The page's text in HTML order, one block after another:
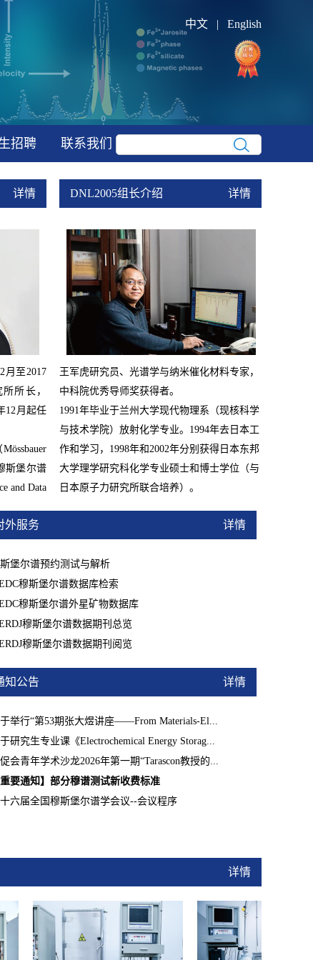
中文 | English
招聘 联系我们
详情
月至2017
所长，
12月起任
Mössbauer
斯堡尔谱
and Data
DNL2005组长介绍 详情
王军虎研究员、 光谱学与纳米催化材料专家，
中科院优秀导师奖获得者。
1991年毕业于兰州大学现代物理系（现核科学
与技术学院）放射化学专业。1994年去日本工
作和学习，1998年和2002年分别获得日本东邦
大学理学研究科化学专业硕士和博士学位（与
日本原子力研究所联合培养）。
所、日本东京艺术大学保存科学教室、日本原
外服务 详情
堡尔谱预约测试与解析
穆斯堡尔谱数据库检索
穆斯堡尔谱外星矿物数据库
穆斯堡尔谱数据期刊总览
穆斯堡尔谱数据期刊阅览
知公告 详情
举行“第53期张大煜讲座——From Materials-El...
研究生专业课《Electrochemical Energy Storag...
会青年学术沙龙2026年第一期“Tarascon教授的...
重要通知】部分穆谱测试新收费标准
六届全国穆斯堡尔谱学会议--会议程序
详情